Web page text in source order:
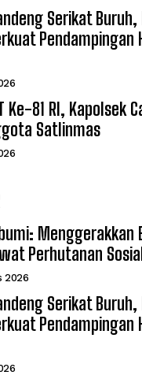
Serikat
Pendampingan
Ke-81 RI, Kapolsek
Satlinmas
Menggerakkan
Perhutanan
2026
Serikat
Pendampingan